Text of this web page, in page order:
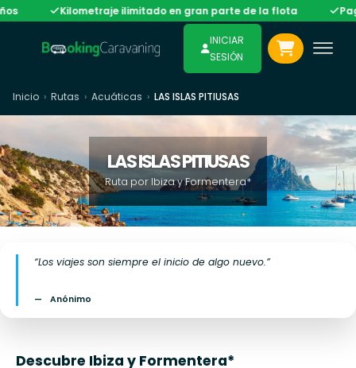
ilimitado en gran parte de la flota Pago en 3
INICIAR
SESIÓN
Inicio › Rutas › Acuáticas › LAS ISLAS PITIUSAS
LAS ISLAS PITIUSAS
Ruta por Ibiza y Formentera*
“Los viajes son siempre el inicio de algo nuevo.”
Anónimo
Descubre Ibiza y Formentera*